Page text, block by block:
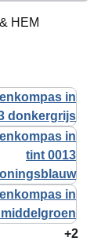
HEM
+2